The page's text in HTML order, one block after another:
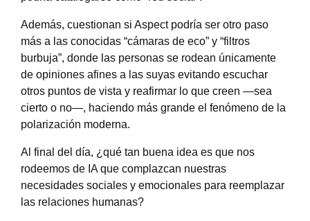
Además, cuestionan si Aspect podría ser otro paso
más a las conocidas “cámaras de eco” y “filtros
burbuja”, donde las personas se rodean únicamente
de opiniones afines a las suyas evitando escuchar
otros puntos de vista y reafirmar lo que creen —sea
cierto o no—, haciendo más grande el fenómeno de la
polarización moderna.
Al final del día, ¿qué tan buena idea es que nos
rodeemos de IA que complazcan nuestras
necesidades sociales y emocionales para reemplazar
las relaciones humanas?